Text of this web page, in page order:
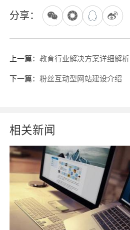
分享：
上一篇： 教育行业解决方案详细解析
下一篇： 粉丝互动型网站建设介绍
相关新闻